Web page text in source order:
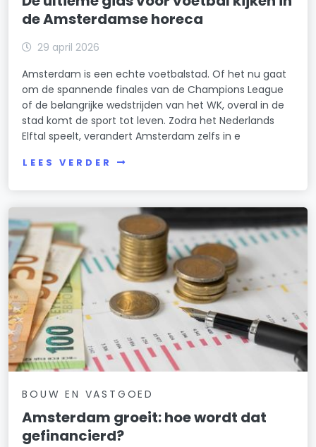
de Amsterdamse horeca
29 april 2026
Amsterdam is een echte voetbalstad. Of het nu gaat
om de spannende finales van de Champions League
of de belangrijke wedstrijden van het WK, overal in de
stad komt de sport tot leven. Zodra het Nederlands
Elftal speelt, verandert Amsterdam zelfs in e
LEES VERDER
BOUW EN VASTGOED
Amsterdam groeit: hoe wordt dat
gefinancierd?